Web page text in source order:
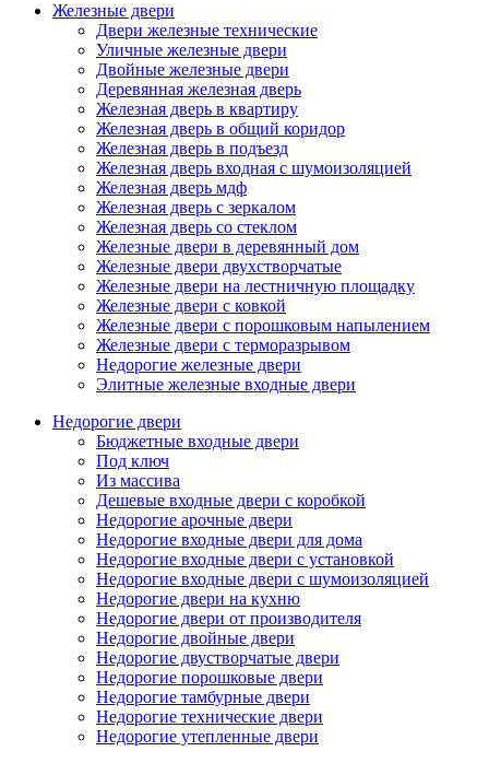
Железные двери
Двери железные технические
Уличные железные двери
Двойные железные двери
Деревянная железная дверь
Железная дверь в квартиру
Железная дверь в общий коридор
Железная дверь в подъезд
Железная дверь входная с шумоизоляцией
Железная дверь мдф
Железная дверь с зеркалом
Железная дверь со стеклом
Железные двери в деревянный дом
Железные двери двухстворчатые
Железные двери на лестничную площадку
Железные двери с ковкой
Железные двери с порошковым напылением
Железные двери с терморазрывом
Недорогие железные двери
Элитные железные входные двери
Недорогие двери
Бюджетные входные двери
Под ключ
Из массива
Дешевые входные двери с коробкой
Недорогие арочные двери
Недорогие входные двери для дома
Недорогие входные двери с установкой
Недорогие входные двери с шумоизоляцией
Недорогие двери на кухню
Недорогие двери от производителя
Недорогие двойные двери
Недорогие двустворчатые двери
Недорогие порошковые двери
Недорогие тамбурные двери
Недорогие технические двери
Недорогие утепленные двери